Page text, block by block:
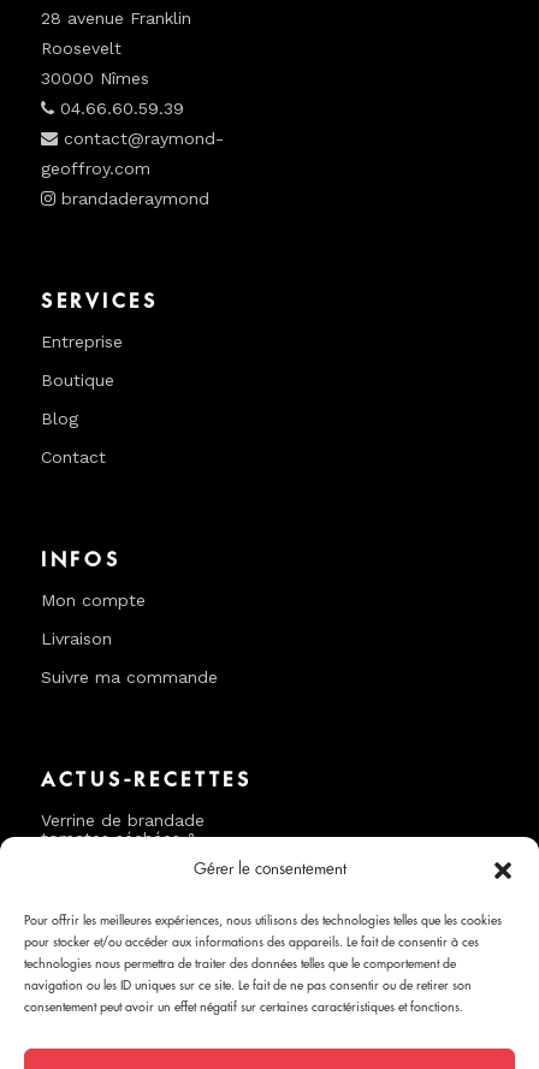
Gérer le consentement
Pour offrir les meilleures expériences, nous utilisons des technologies telles que les cookies
pour stocker et/ou accéder aux informations des appareils. Le fait de consentir à ces
technologies nous permettra de traiter des données telles que le comportement de
navigation ou les ID uniques sur ce site. Le fait de ne pas consentir ou de retirer son
consentement peut avoir un effet négatif sur certaines caractéristiques et fonctions.
28 avenue Franklin
Roosevelt
30000 Nîmes
04.66.60.59.39
contact@raymond-
geoffroy.com
brandaderaymond
SERVICES
Entreprise
Boutique
Blog
Contact
INFOS
Mon compte
Livraison
Suivre ma commande
ACTUS-RECETTES
Verrine de brandade
tomates séchées &
tomates séchées